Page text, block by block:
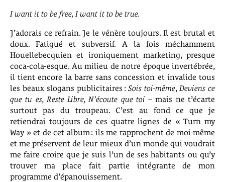
I want it to be free, I want it to be true.
J’adorais ce refrain. Je le vénère toujours. Il est brutal et
doux. Fatigué et subversif. A la fois méchamment
Houellebecquien et ironiquement marketing, presque
coca-cola-esque. Au milieu de notre époque invertébrée,
il tient encore la barre sans concession et invalide tous
les beaux slogans publicitaires :Sois toi-même, Deviens ce
que tu es, Reste Libre, N’écoute que toi – mais ne t’écarte
surtout pas du troupeau. C’est au fond ce que je
retiendrai toujours de ces quatre lignes de « Turn my
Way » et de cet album : ils me rapprochent de moi-même
et me préservent de leur mieux d’un monde qui voudrait
me faire croire que je suis l’un de ses habitants ou qu’y
trouver ma place fait partie intégrante de mon
programme d’épanouissement.